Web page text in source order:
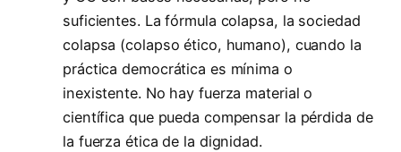
suficientes. La fórmula colapsa, la sociedad
colapsa (colapso ético, humano), cuando la
práctica democrática es mínima o
inexistente. No hay fuerza material o
científica que pueda compensar la pérdida de
la fuerza ética de la dignidad.